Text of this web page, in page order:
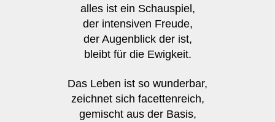
alles ist ein Schauspiel,
der intensiven Freude,
der Augenblick der ist,
bleibt für die Ewigkeit.
Das Leben ist so wunderbar,
zeichnet sich facettenreich,
gemischt aus der Basis,